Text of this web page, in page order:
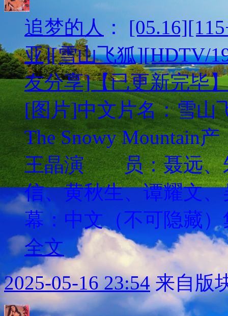
追梦的人 ：
亚][雪山飞狐][HDTV/
友分享]【已更新完毕
[图片]中文片名：雪山
The Snowy
王晶演 员：聂远、
信、黄秋生、谭耀
幕：中文（不可隐藏
全文
2025-05-16 23:54来自版